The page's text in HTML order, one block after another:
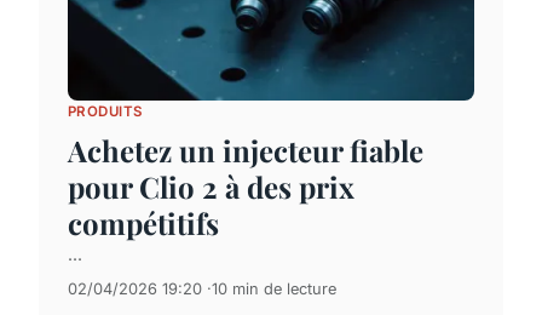
PRODUITS
Achetez un injecteur fiable
pour Clio 2 à des prix
compétitifs
...
02/04/2026 19:20 10 min de lecture